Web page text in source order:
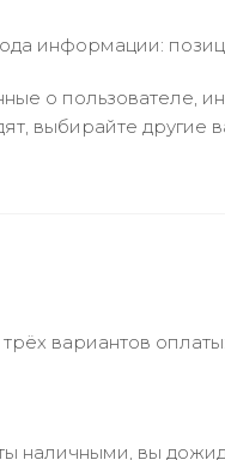
информации:
о пользователе,
выбирайте другие
вариантов оплаты:
наличными, вы